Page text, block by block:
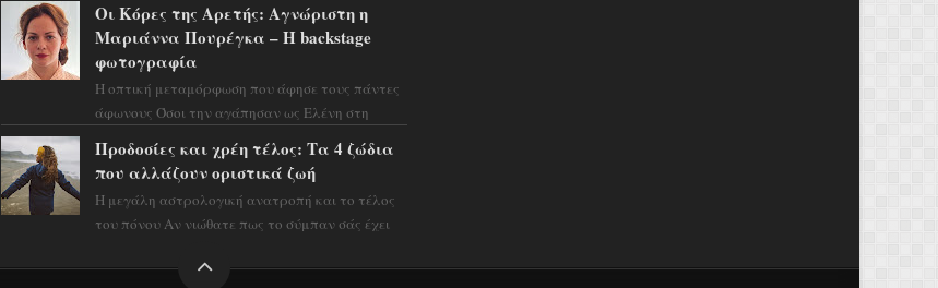
μυστηρίου ...
Οι Κόρες της Αρετής: Αγνώριστη η
Μαριάννα Πουρέγκα – H backstage
φωτογραφία
Η οπτική μεταμόρφωση που άφησε τους πάντες
άφωνους Όσοι την αγάπησαν ως Ελένη στη
προετοιμαστο...
Προδοσίες και χρέη τέλος: Τα 4 ζώδια
που αλλάζουν οριστικά ζωή
Η μεγάλη αστρολογική ανατροπή και το τέλος
του πόνου Αν νιώθατε πως το σύμπαν σάς έχει
βαθιά α...